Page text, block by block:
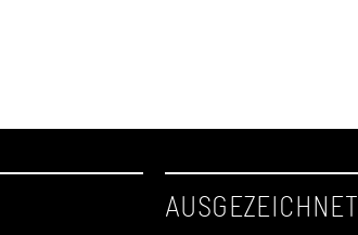
AUSGEZEICHNET